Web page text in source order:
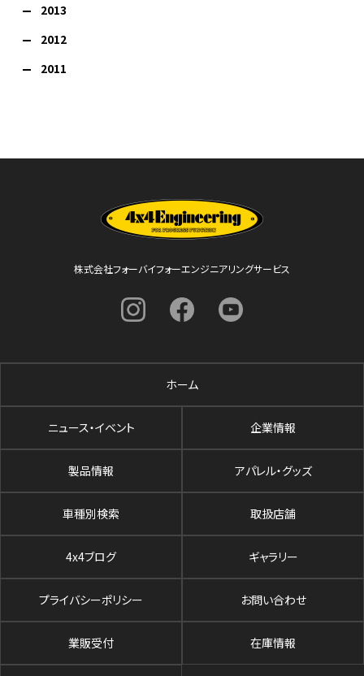
2013
2012
2011
株式会社フォーバイフォーエンジニアリングサービス
ホーム
ニュース・イベント 企業情報
製品情報 アパレル・グッズ
車種別検索 取扱店舗
4x4ブログ ギャラリー
プライバシーポリシー お問い合わせ
業販受付 在庫情報